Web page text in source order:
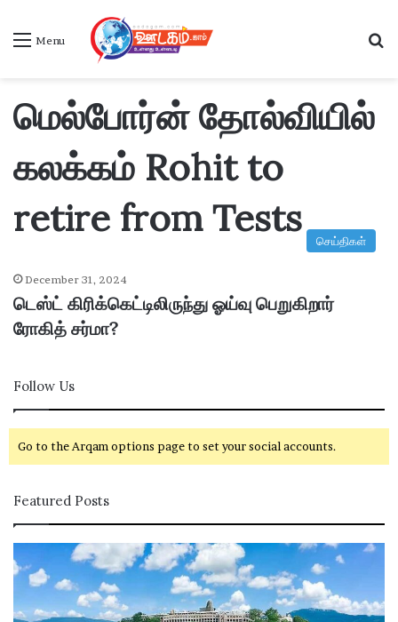
Menu
மெல்போர்ன் தோல்வியில்
கலக்கம் Rohit to
retire from Tests
செய்திகள்
December 31, 2024
டெஸ்ட் கிரிக்கெட்டிலிருந்து ஓய்வு பெறுகிறார்
ரோகித் சர்மா?
Follow Us
Go to the Arqam options page to set your social accounts.
Featured Posts
ழ
மு